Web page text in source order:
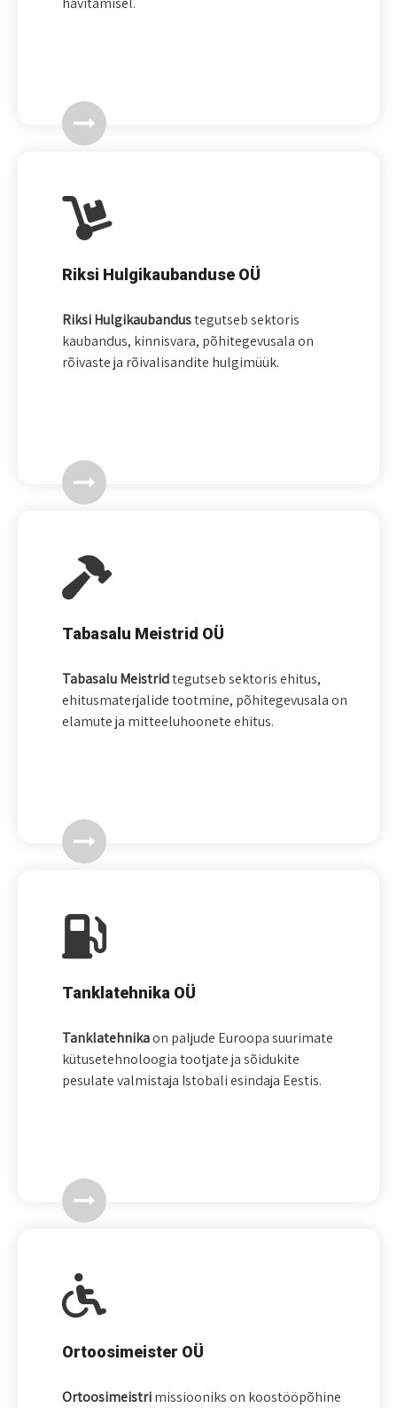
Riksi Hulgikaubanduse OÜ
Riksi Hulgikaubandustegutseb sektoris
kaubandus, kinnisvara, põhitegevusala on
rõivaste ja rõivalisandite hulgimüük.
Tabasalu Meistrid OÜ
Tabasalu Meistridtegutseb sektoris ehitus,
ehitusmaterjalide tootmine, põhitegevusala on
elamute ja mitteeluhoonete ehitus.
Tanklatehnika OÜ
Tanklatehnikaon paljude Euroopa suurimate
kütusetehnoloogia tootjate ja sõidukite
pesulate valmistaja Istobali esindaja Eestis.
Ortoosimeister OÜ
Ortoosimeistrimissiooniks on koostööpõhine